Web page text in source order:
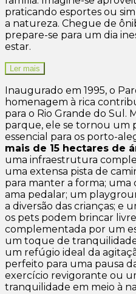
praticando esportes ou
a natureza. Chegue de
prepare-se para um dia
estar.
Ler mais
Inaugurado em 1995, o
homenagem à rica
para o Rio Grande do Sul.
parque, ele se tornou um
essencial para os porto-
mais de 15 hectares de
uma infraestrutura
uma extensa pista de
para manter a forma; uma
ama pedalar; um
a diversão das crianças; e
os pets podem brincar
complementada por um
um toque de
um refúgio ideal da
perfeito para uma pausa
exercício revigorante ou
tranquilidade em meio à